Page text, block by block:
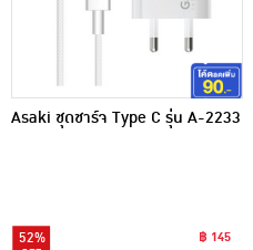
Asaki ชุดชาร์จ Type C รุ่น A-2233
52%
฿ 145